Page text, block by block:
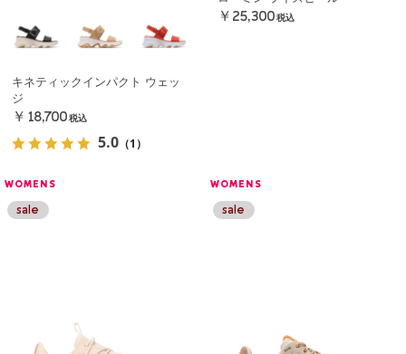
キネティックインパクト ウェッ
ジ
￥18,700 税込
5.0 （1）
￥25,300 税込
WOMENS WOMENS